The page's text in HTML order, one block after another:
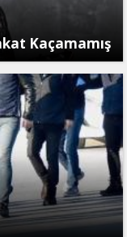
Kaçamamış